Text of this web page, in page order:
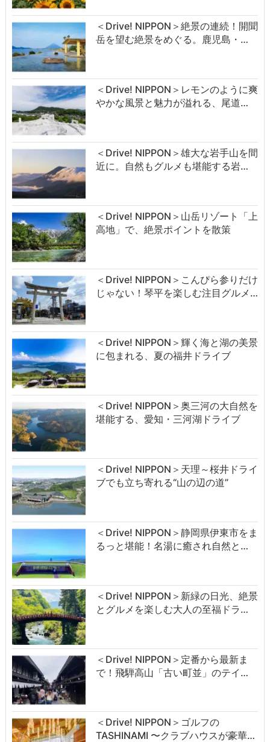
＜Drive! NIPPON＞絶景の連続！開聞
岳を望む絶景をめぐる。鹿児島・…
＜Drive! NIPPON＞レモンのように爽
やかな風景と魅力が溢れる、尾道…
＜Drive! NIPPON＞雄大な岩手山を間
近に。自然もグルメも堪能する岩…
＜Drive! NIPPON＞山岳リゾート「上
高地」で、絶景ポイントを散策
＜Drive! NIPPON＞こんぴら参りだけ
じゃない！琴平を楽しむ注目グルメ…
＜Drive! NIPPON＞輝く海と湖の美景
に包まれる、夏の福井ドライブ
＜Drive! NIPPON＞奥三河の大自然を
堪能する、愛知・三河湖ドライブ
＜Drive! NIPPON＞天理～桜井ドライ
ブでも立ち寄れる“山の辺の道”
＜Drive! NIPPON＞静岡県伊東市をま
るっと堪能！名湯に癒され自然と…
＜Drive! NIPPON＞新緑の日光、絶景
とグルメを楽しむ大人の至福ドラ…
＜Drive! NIPPON＞定番から最新ま
で！飛騨高山「古い町並」のテイ…
＜Drive! NIPPON＞ゴルフの
TASHINAMI 〜クラブハウスが豪華…